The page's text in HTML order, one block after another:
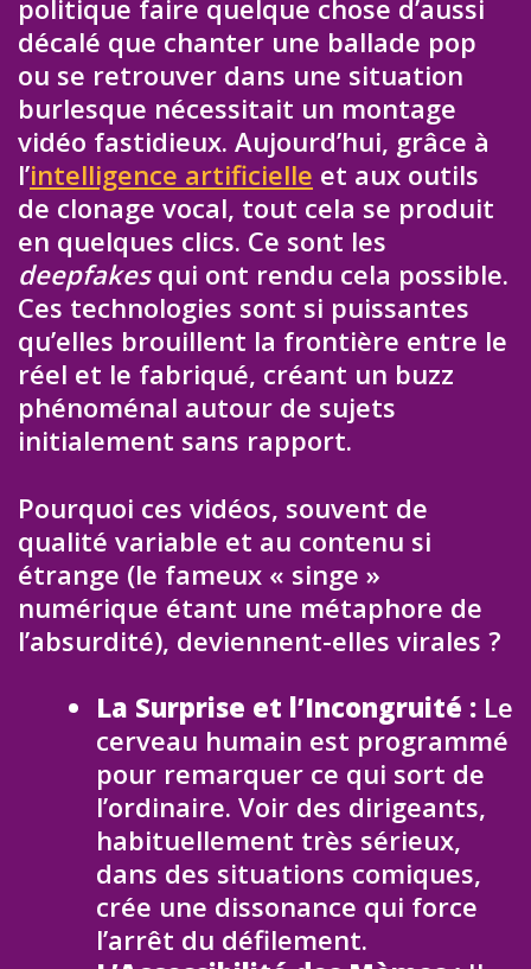
politique faire quelque chose d’aussi
décalé que chanter une ballade pop
ou se retrouver dans une situation
burlesque nécessitait un montage
vidéo fastidieux. Aujourd’hui, grâce à
l’intelligence artificielle et aux outils
de clonage vocal, tout cela se produit
en quelques clics. Ce sont les
deepfakesqui ont rendu cela possible.
Ces technologies sont si puissantes
qu’elles brouillent la frontière entre le
réel et le fabriqué, créant un buzz
phénoménal autour de sujets
initialement sans rapport.
Pourquoi ces vidéos, souvent de
qualité variable et au contenu si
étrange (le fameux « singe »
numérique étant une métaphore de
l’absurdité), deviennent-elles virales ?
La Surprise et l’Incongruité : Le
cerveau humain est programmé
pour remarquer ce qui sort de
l’ordinaire. Voir des dirigeants,
habituellement très sérieux,
dans des situations comiques,
crée une dissonance qui force
l’arrêt du défilement.